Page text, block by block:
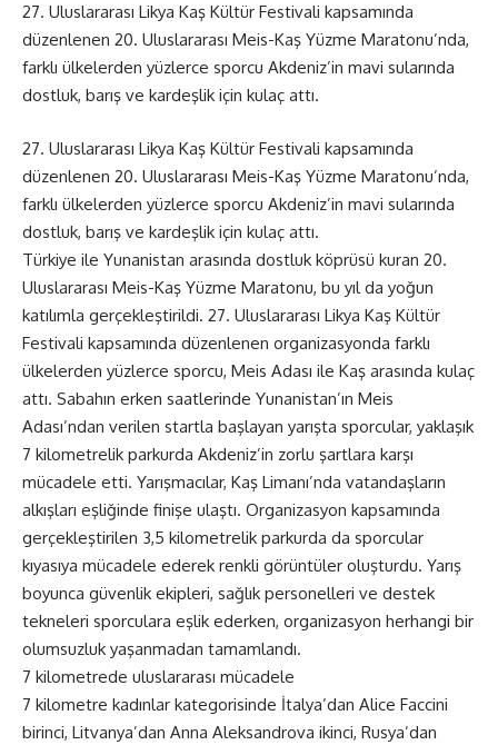
27. Uluslararası Likya Kaş Kültür Festivali kapsamında
düzenlenen 20. Uluslararası Meis-Kaş Yüzme Maratonu’nda,
farklı ülkelerden yüzlerce sporcu Akdeniz’in mavi sularında
dostluk, barış ve kardeşlik için kulaç attı.
27. Uluslararası Likya Kaş Kültür Festivali kapsamında
düzenlenen 20. Uluslararası Meis-Kaş Yüzme Maratonu’nda,
farklı ülkelerden yüzlerce sporcu Akdeniz’in mavi sularında
dostluk, barış ve kardeşlik için kulaç attı.
Türkiye ile Yunanistan arasında dostluk köprüsü kuran 20.
Uluslararası Meis-Kaş Yüzme Maratonu, bu yıl da yoğun
katılımla gerçekleştirildi. 27. Uluslararası Likya Kaş Kültür
Festivali kapsamında düzenlenen organizasyonda farklı
ülkelerden yüzlerce sporcu, Meis Adası ile Kaş arasında kulaç
attı. Sabahın erken saatlerinde Yunanistan’ın Meis
Adası’ndan verilen startla başlayan yarışta sporcular, yaklaşık
7 kilometrelik parkurda Akdeniz’in zorlu şartlara karşı
mücadele etti. Yarışmacılar, Kaş Limanı’nda vatandaşların
alkışları eşliğinde finişe ulaştı. Organizasyon kapsamında
gerçekleştirilen 3,5 kilometrelik parkurda da sporcular
kıyasıya mücadele ederek renkli görüntüler oluşturdu. Yarış
boyunca güvenlik ekipleri, sağlık personelleri ve destek
tekneleri sporculara eşlik ederken, organizasyon herhangi bir
olumsuzluk yaşanmadan tamamlandı.
7 kilometrede uluslararası mücadele
7 kilometre kadınlar kategorisinde İtalya’dan Alice Faccini
birinci, Litvanya’dan Anna Aleksandrova ikinci, Rusya’dan